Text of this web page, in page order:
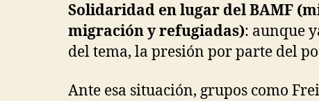
Solidaridad en lugar del BAMF
migración y refugiadas): aunque
del tema, la presión por parte del
Ante esa situación, grupos como